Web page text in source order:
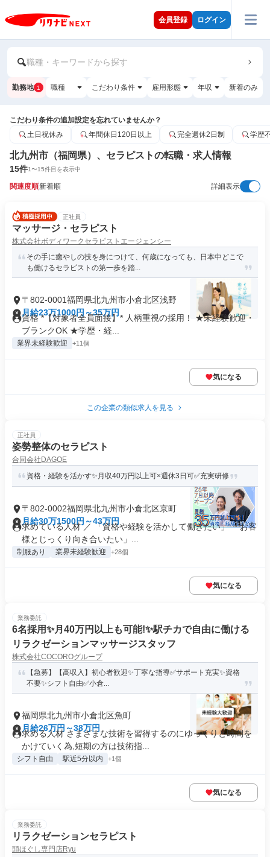
会員登録 ログイン
職種・キーワードから探す
勤務地 1 職種 こだわり条件 雇用形態 年収 新着のみ
こだわり条件の追加設定を忘れていませんか？
土日祝休み
年間休日120日以上 完全週休2日制 学歴
北九州市（福岡県）、セラピストの転職・求人情報
15件1〜15件目を表示中
関連度順新着順 詳細表示
正社員
マッサージ・セラピスト
株式会社ボディワークセラピストエージェンシー
その手に癒やしの技を身につけて、何歳になっても、日本中どこで
も働けるセラピストの第一歩を踏...
〒802-0001福岡県北九州市小倉北区浅野
月給23万1000円～35万円
資格 *【対象者全員面接】* 人柄重視の採用！ ★未経験歓迎・
ブランクOK ★学歴・経...
業界未経験歓迎 +11個
気になる
この企業の類似求人を見る
正社員
姿勢整体のセラピスト
合同会社DAGOE
資格・経験を活かす✨月収40万円以上可×週休3日可✅充実研修
〒802-0002福岡県北九州市小倉北区京町
月給30万1500円～43万円
求めている人材 ／ 「資格や経験を活かして働きたい」 「お客
様とじっくり向き合いたい」...
制服あり 業界未経験歓迎 +28個
気になる
業務委託
6名採用✨️月40万円以上も可能!✨️駅チカで自由に働ける
リラクゼーションマッサージスタッフ
株式会社COCOROグループ
【急募】【高収入】初心者歓迎✨️丁寧な指導✅サポート充実✨️資格
不要✨️シフト自由✅️小倉...
福岡県北九州市小倉北区魚町
月給26万円～38万円
求める人材 さまざまな技術を習得するのにゆっくりと時間を
かけていく為,短期の方は技術指...
シフト自由 駅近5分以内 +1個
気になる
業務委託
リラクゼーションセラピスト
頭ほぐし専門店Ryu